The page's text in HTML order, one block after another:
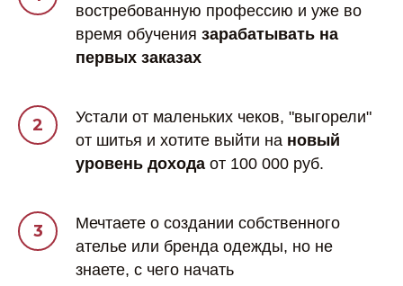
востребованную профессию и уже во
время обучения зарабатывать на
первых заказах
Устали от маленьких чеков, "выгорели"
от шитья и хотите выйти на новый
уровень дохода от 100 000 руб.
Мечтаете о создании собственного
ателье или бренда одежды, но не
знаете, с чего начать